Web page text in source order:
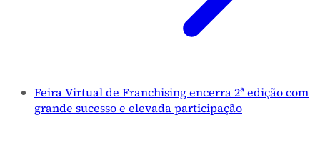
Feira Virtual de Franchising encerra 2ª edição com
grande sucesso e elevada participação